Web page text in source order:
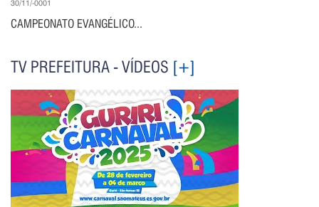
30/11/-0001
CAMPEONATO EVANGÉLICO...
TV PREFEITURA - VÍDEOS [+]